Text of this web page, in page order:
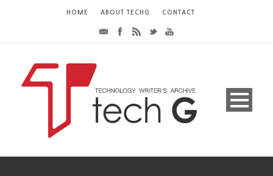
HOME ABOUT TECHG CONTACT